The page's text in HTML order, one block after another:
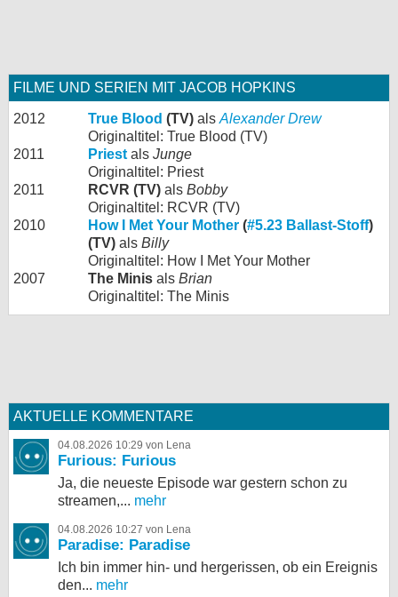
FILME UND SERIEN MIT JACOB HOPKINS
2012 True Blood (TV) als Alexander Drew
Originaltitel: True Blood (TV)
2011
Priest als Junge
Originaltitel: Priest
2011
RCVR (TV) als Bobby
Originaltitel: RCVR (TV)
2010
How I Met Your Mother (#5.23 Ballast-Stoff)
(TV) als Billy
Originaltitel: How I Met Your Mother
2007
The Minis als Brian
Originaltitel: The Minis
AKTUELLE KOMMENTARE
04.08.2026 10:29 von Lena
Furious: Furious
Ja, die neueste Episode war gestern schon zu
streamen,... mehr
04.08.2026 10:27 von Lena
Paradise: Paradise
Ich bin immer hin- und hergerissen, ob ein Ereignis
den... mehr